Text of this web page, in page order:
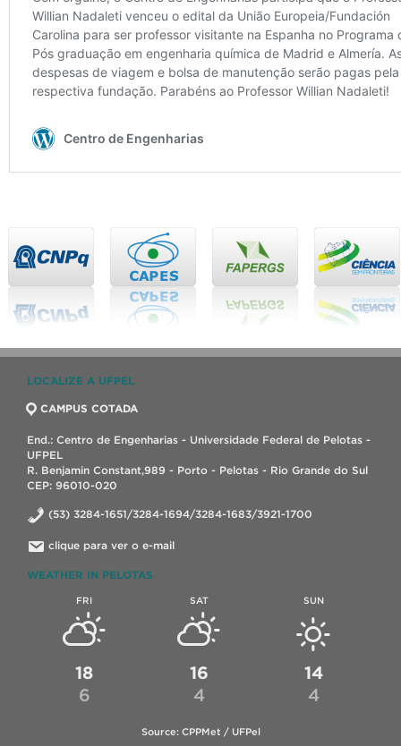
LOCALIZE A UFPEL
CAMPUS COTADA
End.: Centro de Engenharias - Universidade Federal de Pelotas -
UFPEL
R. Benjamin Constant,989 - Porto - Pelotas - Rio Grande do Sul
CEP: 96010-020
(53) 3284-1651/3284-1694/3284-1683/3921-1700
clique para ver o e-mail
WEATHER IN PELOTAS
FRI
18
6
SAT
16
4
SUN
14
4
Source: CPPMet / UFPel